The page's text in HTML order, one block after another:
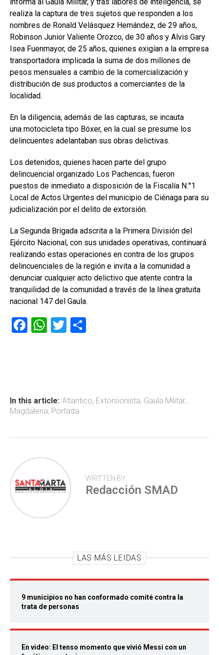
realiza la captura de tres sujetos que responden a los
nombres de Ronald Velásquez Hernández, de 29 años,
Robinson Junior Valiente Orozco, de 30 años y Alvis Gary
Isea Fuenmayor, de 25 años, quienes exigían a la empresa
transportadora implicada la suma de dos millones de
pesos mensuales a cambio de la comercialización y
distribución de sus productos a comerciantes de la
localidad.
En la diligencia, además de las capturas, se incauta
una motocicleta tipo Bóxer, en la cual se presume los
delincuentes adelantaban sus obras delictivas.
Los detenidos, quienes hacen parte del grupo
delincuencial organizado Los Pachencas, fueron
puestos de inmediato a disposición de la Fiscalía N.°1
Local de Actos Urgentes del municipio de Ciénaga para su
judicialización por el delito de extorsión.
La Segunda Brigada adscrita a la Primera División del
Ejército Nacional, con sus unidades operativas, continuará
realizando estas operaciones en contra de los grupos
delincuenciales de la región e invita a la comunidad a
denunciar cualquier acto delictivo que atente contra la
tranquilidad de la comunidad a través de la línea gratuita
nacional 147 del Gaula.
F
ok
W
p
p
T
tir
In this article: Atlantico, Extorsionista, Gaula Militar,
Magdalena, Portada
WRITTEN BY
Redacción SMAD
LAS MÁS LEIDAS
9 municipios no han conformado comité contra la
trata de personas
En video: El tenso momento que vivió Messi con un